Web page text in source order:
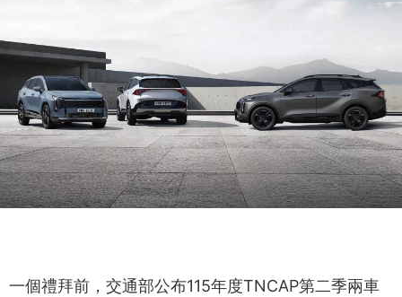
一個禮拜前，交通部公布115年度TNCAP第二季兩車